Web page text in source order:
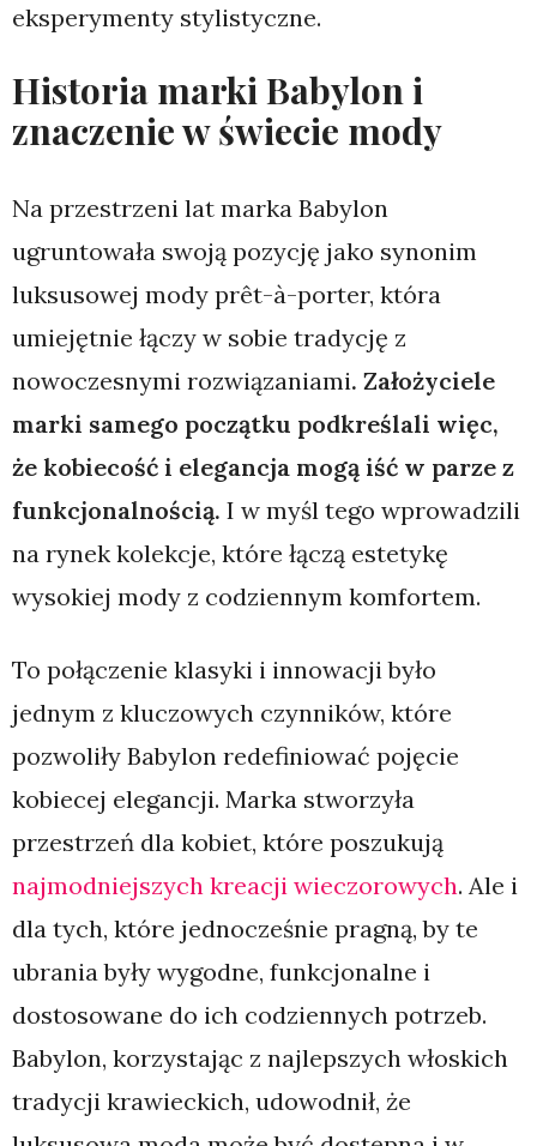
eksperymenty stylistyczne.
Historia marki Babylon i
znaczenie w świecie mody
Na przestrzeni lat marka Babylon
ugruntowała swoją pozycję jako synonim
luksusowej mody prêt-à-porter, która
umiejętnie łączy w sobie tradycję z
nowoczesnymi rozwiązaniami. Założyciele
marki samego początku podkreślali więc,
że kobiecość i elegancja mogą iść w parze z
funkcjonalnością. I w myśl tego wprowadzili
na rynek kolekcje, które łączą estetykę
wysokiej mody z codziennym komfortem.
To połączenie klasyki i innowacji było
jednym z kluczowych czynników, które
pozwoliły Babylon redefiniować pojęcie
kobiecej elegancji. Marka stworzyła
przestrzeń dla kobiet, które poszukują
najmodniejszych kreacji wieczorowych. Ale i
dla tych, które jednocześnie pragną, by te
ubrania były wygodne, funkcjonalne i
dostosowane do ich codziennych potrzeb.
Babylon, korzystając z najlepszych włoskich
tradycji krawieckich, udowodnił, że